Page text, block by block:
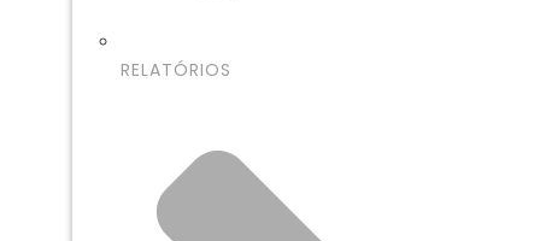
RELATÓRIOS